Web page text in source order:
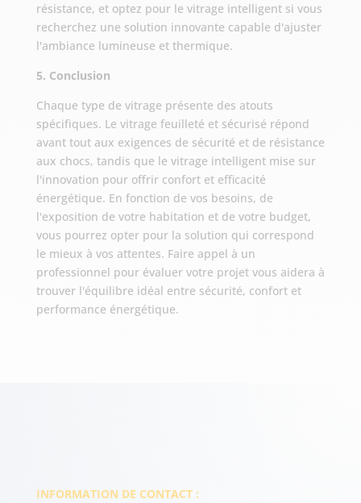
résistance, et optez pour le vitrage intelligent si vous
recherchez une solution innovante capable d'ajuster
l'ambiance lumineuse et thermique.
5. Conclusion
Chaque type de vitrage présente des atouts
spécifiques. Le vitrage feuilleté et sécurisé répond
avant tout aux exigences de sécurité et de résistance
aux chocs, tandis que le vitrage intelligent mise sur
l'innovation pour offrir confort et efficacité
énergétique. En fonction de vos besoins, de
l'exposition de votre habitation et de votre budget,
vous pourrez opter pour la solution qui correspond
le mieux à vos attentes. Faire appel à un
professionnel pour évaluer votre projet vous aidera à
trouver l'équilibre idéal entre sécurité, confort et
performance énergétique.
INFORMATION DE CONTACT :